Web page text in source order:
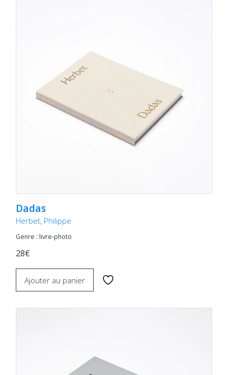
Dadas
Herbet, Philippe
Genre : livre-photo
28€
Ajouter au panier